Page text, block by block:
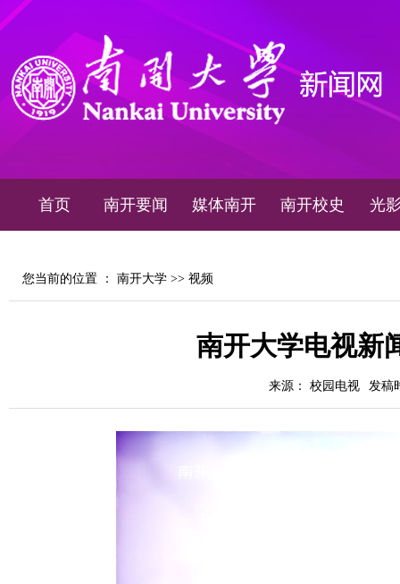
首页 南开要闻 媒体南开 南开校史 光
您当前的位置 ： 南开大学 >> 视频
南开大学电视新
来源： 校园电视 发稿